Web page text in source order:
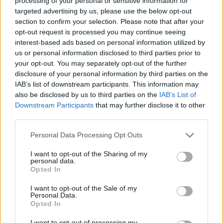
targeted advertising by us, please use the below opt-out
section to confirm your selection. Please note that after your
opt-out request is processed you may continue seeing
interest-based ads based on personal information utilized by
us or personal information disclosed to third parties prior to
your opt-out. You may separately opt-out of the further
disclosure of your personal information by third parties on the
IAB’s list of downstream participants. This information may
also be disclosed by us to third parties on the IAB’s List of
Downstream Participants that may further disclose it to other
Personal Data Processing Opt Outs
I want to opt-out of the Sharing of my
personal data.
Opted In
I want to opt-out of the Sale of my
Personal Data.
Opted In
informazioni sul viaggio. Questi dati possono includere
chilometraggio, emissioni, apertura/chiusura porte, registrazioni
delle telecamere di sicurezza, informazioni GPS e molto altro.
Grazie alla bassa latenza e all’ampia larghezza di banda offerte dal
5G SA, i router WWAN possono quindi inviare rapidamente i dati
ai responsabili delle politiche di trasporto.
Lo stesso vale per le stazioni ferroviarie e le fermate degli
autobus. La centrale operativa del servizio di trasporto ha la
l’LTE, fornendo così ai passeggeri l’accesso ad orari sempre
a bordo. Grazie a router capaci di offrire una connessione guest
Wi-Fi stabile e affidabile
connessione internet fluida e continua per i propri dispositivi.